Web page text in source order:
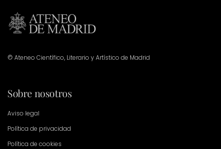
© Ateneo Científico, Literario y Artístico de Madrid
Sobre nosotros
Aviso legal
Política de privacidad
Política de cookies